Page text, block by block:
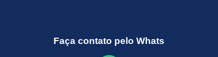
Faça contato pelo Whats